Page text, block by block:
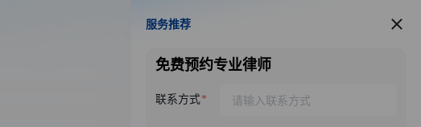
服务推荐
服务推荐
免费预约专业律师
联系方式